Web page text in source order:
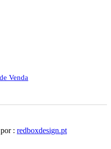
Venda
: redboxdesign.pt